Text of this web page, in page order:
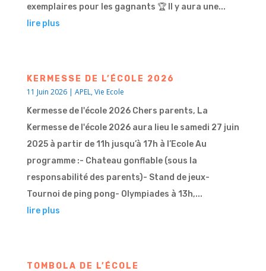
exemplaires pour les gagnants 🏆 Il y aura une...
lire plus
KERMESSE DE L’ÉCOLE 2026
11 Juin 2026| APEL,Vie Ecole
Kermesse de l'école 2026 Chers parents, La
Kermesse de l'école 2026 aura lieu le samedi 27 juin
2025 à partir de 11h jusqu’à 17h à l’Ecole Au
programme :- Chateau gonflable (sous la
responsabilité des parents)- Stand de jeux-
Tournoi de ping pong- Olympiades à 13h,...
lire plus
TOMBOLA DE L’ÉCOLE